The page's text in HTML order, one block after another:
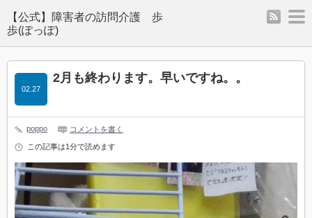
rss
2月も終わります。早いですね。。
02.27
poppo コメントを書く
この記事は1分で読めます